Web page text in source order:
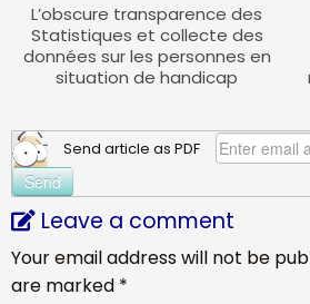
L’obscure transparence des
Statistiques et collecte des
données sur les personnes en
situation de handicap
Send article as PDF
Leave a comment
Your email address will not be
are marked *